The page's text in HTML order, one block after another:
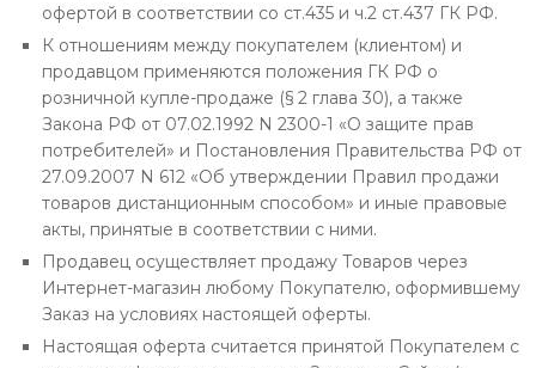
офертой в соответствии со ст.435 и ч.2 ст.437 ГК РФ.
К отношениям между покупателем (клиентом) и
продавцом применяются положения ГК РФ о
розничной купле-продаже (§ 2 глава 30), а также
Закона РФ от 07.02.1992 N 2300-1 «О защите прав
потребителей» и Постановления Правительства РФ от
27.09.2007 N 612 «Об утверждении Правил продажи
товаров дистанционным способом» и иные правовые
акты, принятые в соответствии с ними.
Продавец осуществляет продажу Товаров через
Интернет-магазин любому Покупателю, оформившему
Заказ на условиях настоящей оферты.
Настоящая оферта считается принятой Покупателем с